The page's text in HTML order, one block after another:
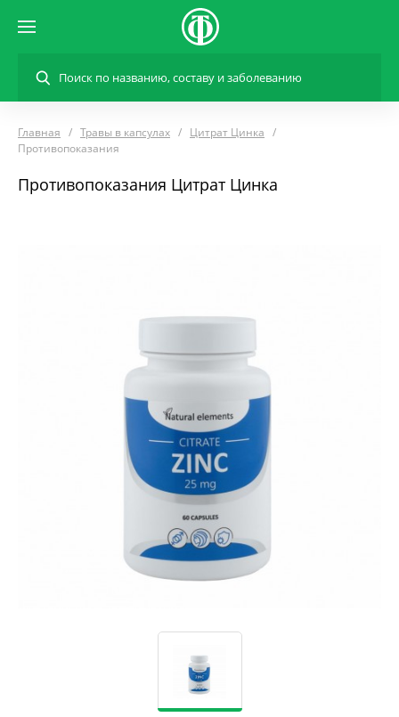
Главная Травы в капсулах
Цитрат Цинка
Противопоказания
Противопоказания Цитрат Цинка